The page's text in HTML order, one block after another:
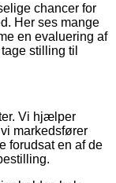
chancer for
Her ses mange
en evaluering af
stilling til
Vi hjælper
markedsfører
forudsat en af de